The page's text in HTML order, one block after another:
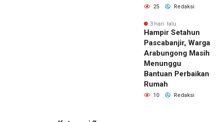
25 Redaksi
3 hari lalu
Hampir Setahun
Pascabanjir, Warga
Arabungong Masih
Menunggu
Bantuan Perbaikan
Rumah
10 Redaksi